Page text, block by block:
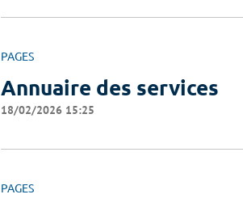
PAGES
Annuaire des services
18/02/2026 15:25
PAGES